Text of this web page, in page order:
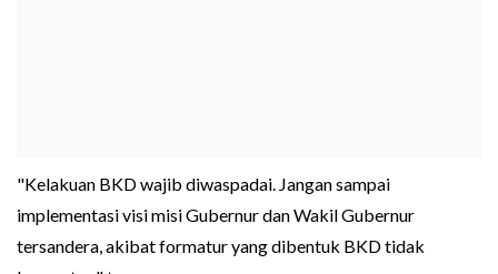
"Kelakuan BKD wajib diwaspadai. Jangan sampai
implementasi visi misi Gubernur dan Wakil Gubernur
tersandera, akibat formatur yang dibentuk BKD tidak